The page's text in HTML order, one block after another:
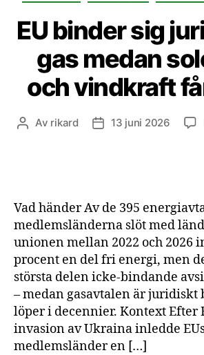
EU binder sig
gas medan
och vindkraft
Inläggsförfattare
Av rikard Inläggsdatum
13 juni 2026
Vad händer Av de 395
medlemsländerna slöt med
unionen mellan 2022 och 2026
procent en del fri energi, men
största delen icke-bindande
– medan gasavtalen är juridiskt
löper i decennier. Kontext Efter
invasion av Ukraina inledde
medlemsländer en […]